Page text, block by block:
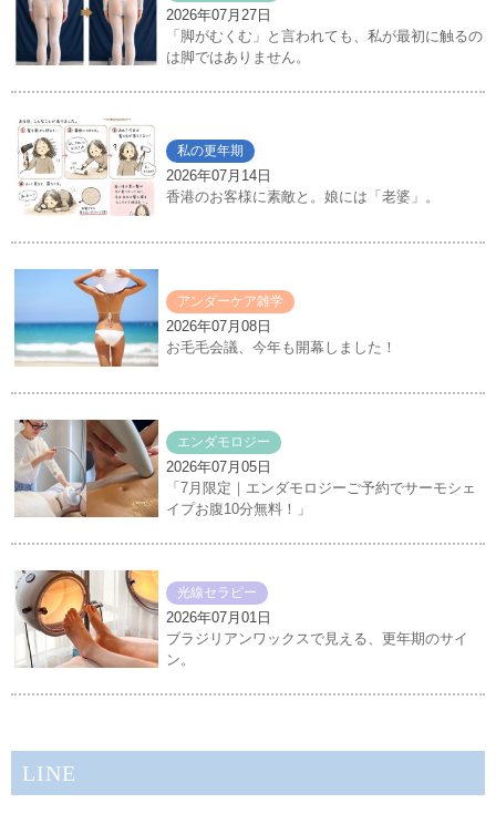
2026年07月27日
「脚がむくむ」と言われても、私が最初に触るの
は脚ではありません。
私の更年期
2026年07月14日
香港のお客様に素敵と。娘には「老婆」。
アンダーケア雑学
2026年07月08日
お毛毛会議、今年も開幕しました！
エンダモロジー
2026年07月05日
「7月限定｜エンダモロジーご予約でサーモシェ
イプお腹10分無料！」
光線セラピー
2026年07月01日
ブラジリアンワックスで見える、更年期のサイ
ン。
LINE